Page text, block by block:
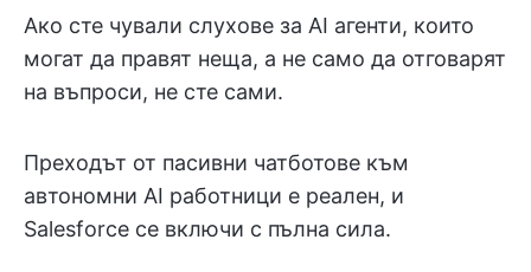
Ако сте чували слухове за AI агенти, които
могат да правят неща, а не само да отговарят
на въпроси, не сте сами.
Преходът от пасивни чатботове към
автономни AI работници е реален, и
Salesforce се включи с пълна сила.